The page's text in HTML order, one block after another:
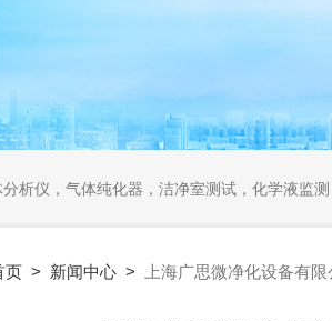
分析仪，气体纯化器，洁净室测试，化学液监
页 > 新闻中心 > 上海广思微净化设备有